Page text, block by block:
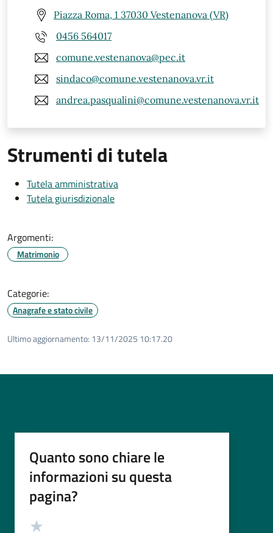
Piazza Roma, 1 37030 Vestenanova (VR)
0456 564017
comune.vestenanova@pec.it
sindaco@comune.vestenanova.vr.it
andrea.pasqualini@comune.vestenanova.vr.it
Strumenti di tutela
Tutela amministrativa
Tutela giurisdizionale
Argomenti:
Matrimonio
Categorie:
Anagrafe e stato civile
Ultimo aggiornamento: 13/11/2025 10:17.20
Quanto sono chiare le
informazioni su questa
pagina?
Valutazione